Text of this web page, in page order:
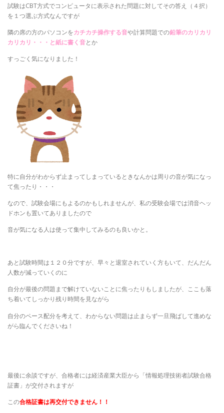
試験はCBT方式でコンピュータに表示された問題に対してその答え（４択）
を１つ選ぶ方式なんですが
隣の席の方のパソコンをカチカチ操作する音や計算問題での鉛筆のカリカリ
カリカリ・・・と紙に書く音とか
すっごく気になりました！
特に自分がわからず止まってしまっているときなんかは周りの音が気になっ
て焦ったり・・・
なので、試験会場にもよるのかもしれませんが、私の受験会場では消音ヘッ
ドホンも置いてありましたので
音が気になる人は使って集中してみるのも良いかと。
あと試験時間は１２０分ですが、早々と退室されていく方もいて、だんだん
人数が減っていくのに
自分が最後の問題まで解けていないことに焦ったりもしましたが、ここも落
ち着いてしっかり残り時間を見ながら
自分のペース配分を考えて、わからない問題は止まらず一旦飛ばして進めな
がら臨んでくださいね！
最後に余談ですが、合格者には経済産業大臣から「情報処理技術者試験合格
証書」が交付されますが
この合格証書は再交付できません！！